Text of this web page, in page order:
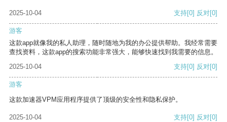
2025-10-04 支持[0] 反对[0]
游客
这款app就像我的私人助理，随时随地为我的办公提供帮助。我经常需要
查找资料，这款app的搜索功能非常强大，能够快速找到我需要的信息。
2025-10-04
支持[0] 反对[0]
游客
这款加速器VPM应用程序提供了顶级的安全性和隐私保护。
2025-10-04 支持[0] 反对[0]